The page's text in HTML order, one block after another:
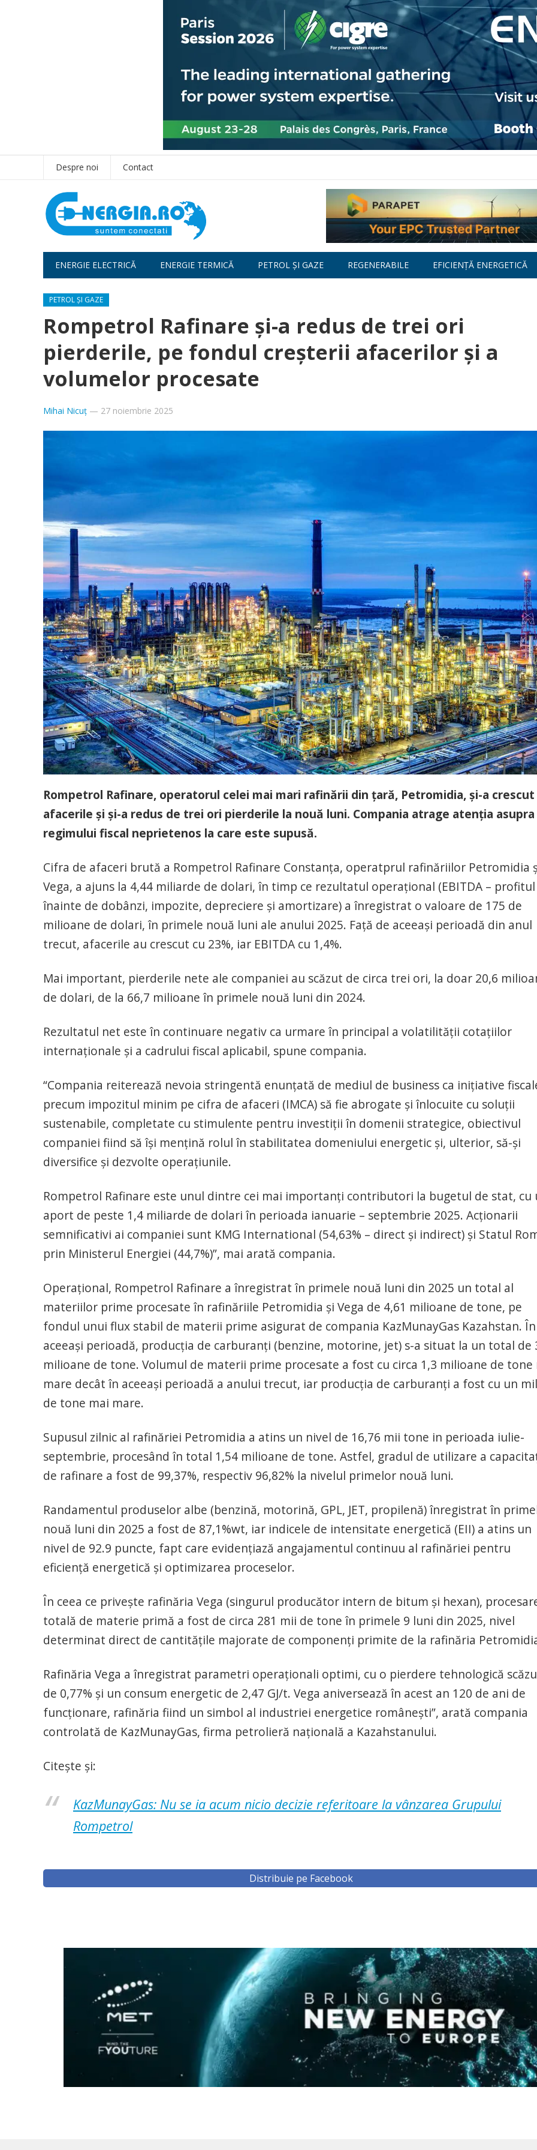
Despre noi Contact
ENERGIE ELECTRICĂ ENERGIE TERMICĂ PETROL ȘI GAZE REGENERABILE EFICIENȚĂ ENERGETICĂ
PETROL ȘI GAZE
Rompetrol Rafinare și-a redus de trei ori
pierderile, pe fondul creșterii afacerilor și a
volumelor procesate
Mihai Nicuț — 27 noiembrie 2025
Rompetrol Rafinare, operatorul celei mai mari rafinării din țară, Petromidia, și-a crescut
afacerile și și-a redus de trei ori pierderile la nouă luni. Compania atrage atenția asupra
regimului fiscal neprietenos la care este supusă.
Cifra de afaceri brută a Rompetrol Rafinare Constanța, operatprul rafinăriilor Petromidia
Vega, a ajuns la 4,44 miliarde de dolari, în timp ce rezultatul operațional (EBITDA – profitul
înainte de dobânzi, impozite, depreciere și amortizare) a înregistrat o valoare de 175 de
milioane de dolari, în primele nouă luni ale anului 2025. Față de aceeași perioadă din anul
trecut, afacerile au crescut cu 23%, iar EBITDA cu 1,4%.
Mai important, pierderile nete ale companiei au scăzut de circa trei ori, la doar 20,6
de dolari, de la 66,7 milioane în primele nouă luni din 2024.
Rezultatul net este în continuare negativ ca urmare în principal a volatilității cotațiilor
internaționale și a cadrului fiscal aplicabil, spune compania.
“Compania reiterează nevoia stringentă enunțată de mediul de business ca inițiative
precum impozitul minim pe cifra de afaceri (IMCA) să fie abrogate și înlocuite cu soluții
sustenabile, completate cu stimulente pentru investiții în domenii strategice, obiectivul
companiei fiind să își mențină rolul în stabilitatea domeniului energetic și, ulterior, să-și
diversifice și dezvolte operațiunile.
Rompetrol Rafinare este unul dintre cei mai importanți contributori la bugetul de stat, cu
aport de peste 1,4 miliarde de dolari în perioada ianuarie – septembrie 2025. Acționarii
semnificativi ai companiei sunt KMG International (54,63% – direct și indirect) și Statul
prin Ministerul Energiei (44,7%)”, mai arată compania.
Operațional, Rompetrol Rafinare a înregistrat în primele nouă luni din 2025 un total al
materiilor prime procesate în rafinăriile Petromidia și Vega de 4,61 milioane de tone, pe
fondul unui flux stabil de materii prime asigurat de compania KazMunayGas Kazahstan. În
aceeași perioadă, producția de carburanți (benzine, motorine, jet) s-a situat la un total de
milioane de tone. Volumul de materii prime procesate a fost cu circa 1,3 milioane de tone
mare decât în aceeași perioadă a anului trecut, iar producția de carburanți a fost cu un
de tone mai mare.
Supusul zilnic al rafinăriei Petromidia a atins un nivel de 16,76 mii tone in perioada iulie-
septembrie, procesând în total 1,54 milioane de tone. Astfel, gradul de utilizare a
de rafinare a fost de 99,37%, respectiv 96,82% la nivelul primelor nouă luni.
Randamentul produselor albe (benzină, motorină, GPL, JET, propilenă) înregistrat în
nouă luni din 2025 a fost de 87,1%wt, iar indicele de intensitate energetică (EII) a atins un
nivel de 92.9 puncte, fapt care evidențiază angajamentul continuu al rafinăriei pentru
eficiență energetică și optimizarea proceselor.
În ceea ce privește rafinăria Vega (singurul producător intern de bitum și hexan),
totală de materie primă a fost de circa 281 mii de tone în primele 9 luni din 2025, nivel
determinat direct de cantitățile majorate de componenți primite de la rafinăria
Rafinăria Vega a înregistrat parametri operaționali optimi, cu o pierdere tehnologică
de 0,77% și un consum energetic de 2,47 GJ/t. Vega aniversează în acest an 120 de ani de
funcționare, rafinăria fiind un simbol al industriei energetice românești”, arată compania
controlată de KazMunayGas, firma petrolieră națională a Kazahstanului.
Citește și:
KazMunayGas: Nu se ia acum nicio decizie referitoare la vânzarea Grupului
Rompetrol
Distribuie pe Facebook